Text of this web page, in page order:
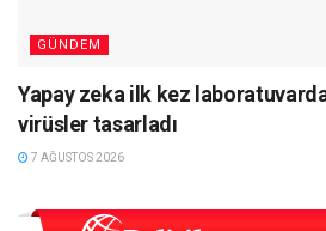
GÜNDEM
Yapay zeka ilk kez
virüsler tasarladı
7 AĞUSTOS 2026